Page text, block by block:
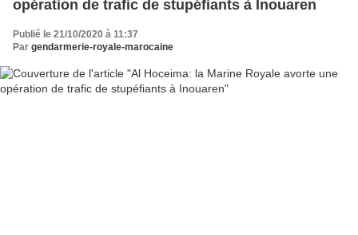
opération de trafic de stupéfiants à Inouaren
Publié le 21/10/2020 à 11:37
Par gendarmerie-royale-marocaine